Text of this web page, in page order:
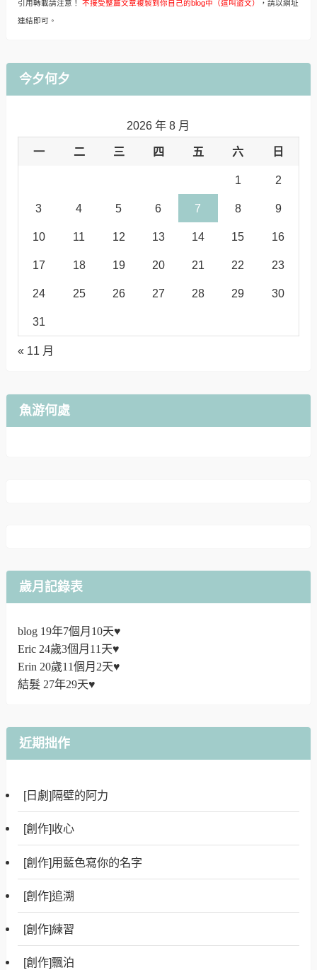
引用轉載請注意！ 不接受整篇文章複製到你自己的blog中（這叫盜文） ，請以網址
連結即可。
今夕何夕
2026 年 8 月
一 二 三 四 五 六 日
1 2
3 4 5 6 7 8 9
10 11 12 13 14 15 16
17 18 19 20 21 22 23
24 25 26 27 28 29 30
31
« 11 月
魚游何處
歲月記錄表
blog 19年7個月10天♥
Eric 24歲3個月11天♥
Erin 20歲11個月2天♥
結髮 27年29天♥
近期拙作
[日劇]隔壁的阿力
[創作]收心
[創作]用藍色寫你的名字
[創作]追溯
[創作]練習
[創作]飄泊